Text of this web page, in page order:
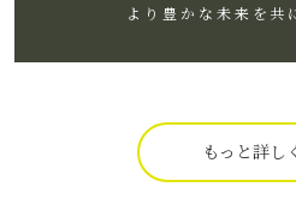
より豊かな未来を共
もっと詳し